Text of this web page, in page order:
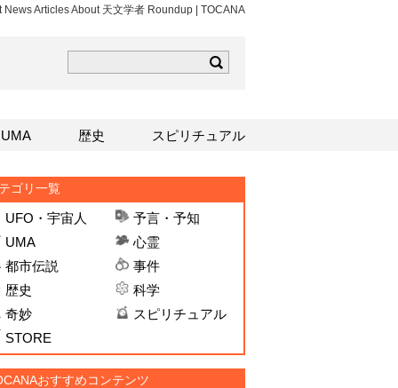
News Articles About 天文学者 Roundup | TOCANA
ゴリ一覧
UFO・宇宙人
予言・予知
UMA
心霊
都市伝説
事件
歴史
科学
奇妙
スピリチュアル
STORE
おすすめコンテンツ
UMA 歴史 スピリチュアル